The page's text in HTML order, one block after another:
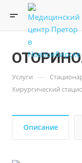
Услуги —
Хирургический
Описание